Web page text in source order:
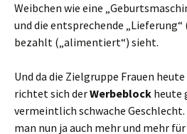
Weibchen wie eine
und die entsprechende
bezahlt („alimentiert“) sieht.
Und da die Zielgruppe Frauen
richtet sich derWerbeblock heute
vermeintlich schwache
man nun ja auch mehr und mehr